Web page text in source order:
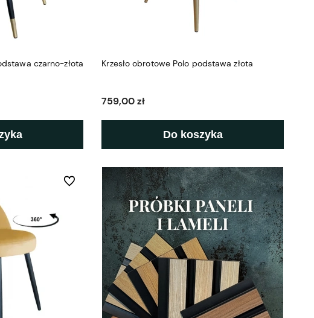
czarno-złota Krzesło obrotowe Polo podstawa złota
759,00 zł
Do koszyka
Do ulubionych